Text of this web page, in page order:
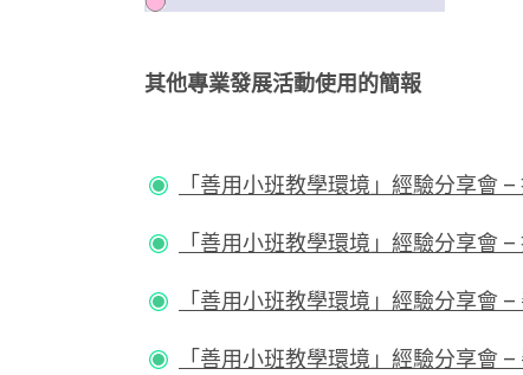
其他專業發展活動使用的簡報
「善用小班教學環境」經驗分享會
「善用小班教學環境」經驗分享會
「善用小班教學環境」經驗分享會
「善用小班教學環境」經驗分享會